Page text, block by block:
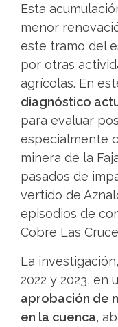
Esta
menor
este tramo del
por otras
agrícolas. En
diagnóstico
para evaluar
especialmente
minera de la
pasados de
vertido de
episodios de
Cobre Las
La
2022 y 2023, en
aprobación de
en la cuenca,